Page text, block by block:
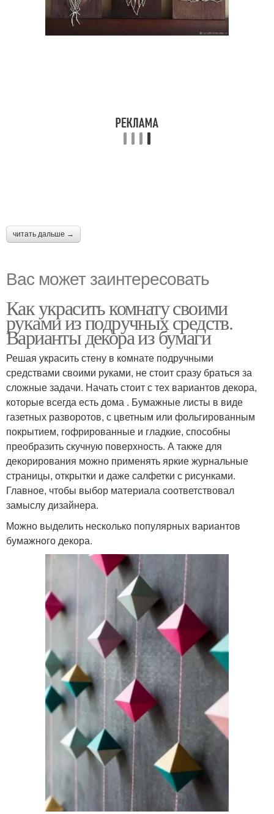
читать дальше →
Вас может заинтересовать
Как украсить комнату своими
руками из подручных средств.
Варианты декора из бумаги
Решая украсить стену в комнате подручными
средствами своими руками, не стоит сразу браться за
сложные задачи. Начать стоит с тех вариантов декора,
которые всегда есть дома . Бумажные листы в виде
газетных разворотов, с цветным или фольгированным
покрытием, гофрированные и гладкие, способны
преобразить скучную поверхность. А также для
декорирования можно применять яркие журнальные
страницы, открытки и даже салфетки с рисунками.
Главное, чтобы выбор материала соответствовал
замыслу дизайнера.
Можно выделить несколько популярных вариантов
бумажного декора.